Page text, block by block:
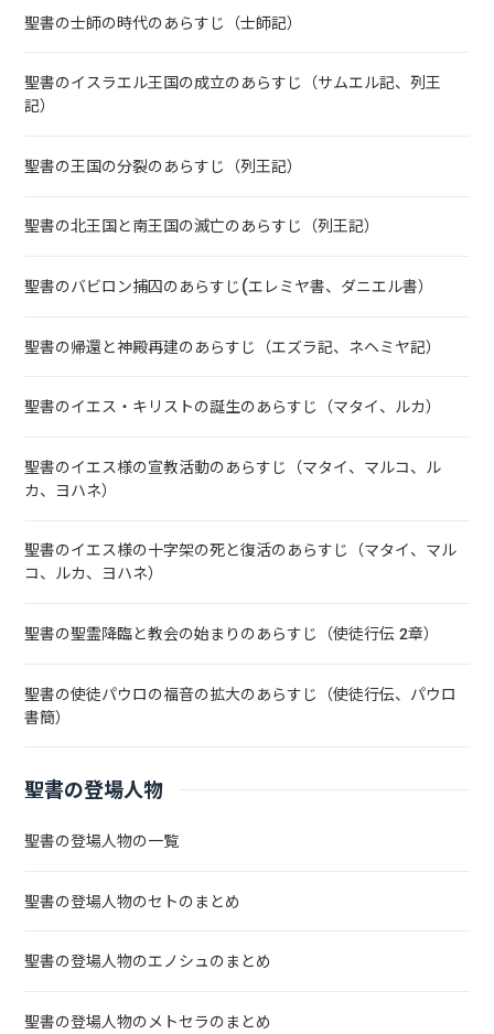
聖書の士師の時代のあらすじ（士師記）
聖書のイスラエル王国の成立のあらすじ（サムエル記、列王
記）
聖書の王国の分裂のあらすじ（列王記）
聖書の北王国と南王国の滅亡のあらすじ（列王記）
聖書のバビロン捕囚のあらすじ(エレミヤ書、ダニエル書）
聖書の帰還と神殿再建のあらすじ（エズラ記、ネヘミヤ記）
聖書のイエス・キリストの誕生のあらすじ（マタイ、ルカ）
聖書のイエス様の宣教活動のあらすじ（マタイ、マルコ、ル
カ、ヨハネ）
聖書のイエス様の十字架の死と復活のあらすじ（マタイ、マル
コ、ルカ、ヨハネ）
聖書の聖霊降臨と教会の始まりのあらすじ（使徒行伝 2章）
聖書の使徒パウロの福音の拡大のあらすじ（使徒行伝、パウロ
書簡）
聖書の登場人物
聖書の登場人物の一覧
聖書の登場人物のセトのまとめ
聖書の登場人物のエノシュのまとめ
聖書の登場人物のメトセラのまとめ